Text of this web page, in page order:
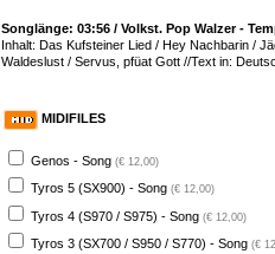
Songlänge: 03:56 / Volkst. Pop Walzer -
Inhalt: Das Kufsteiner Lied / Hey Nachbarin /
Waldeslust / Servus, pfüat Gott //Text in:
MIDIFILES
Genos - Song (€ 12,00)
Tyros 5 (SX900) - Song (€ 12,00)
Tyros 4 (S970 / S975) - Song (€ 12,00)
Tyros 3 (SX700 / S950 / S770) - Song (€